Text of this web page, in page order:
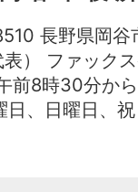
長野県岡谷
表） ファッ
前8時30分か
、日曜日、